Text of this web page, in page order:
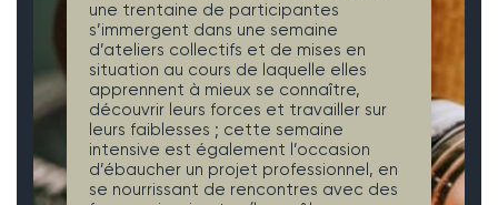
une trentaine de participantes
s’immergent dans une semaine
d’ateliers collectifs et de mises en
situation au cours de laquelle elles
apprennent à mieux se connaître,
découvrir leurs forces et travailler sur
leurs faiblesses ; cette semaine
intensive est également l’occasion
d’ébaucher un projet professionnel, en
se nourrissant de rencontres avec des